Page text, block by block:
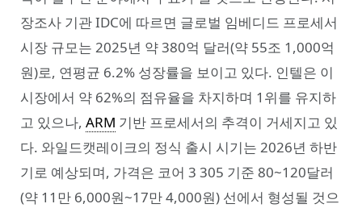
장조사 기관 IDC에 따르면 글로벌 임베디드 프로세서
시장 규모는 2025년 약 380억 달러(약 55조 1,000억
원)로, 연평균 6.2% 성장률을 보이고 있다. 인텔은 이
시장에서 약 62%의 점유율을 차지하며 1위를 유지하
고 있으나, ARM 기반 프로세서의 추격이 거세지고 있
다. 와일드캣레이크의 정식 출시 시기는 2026년 하반
기로 예상되며, 가격은 코어 3 305 기준 80~120달러
(약 11만 6,000원~17만 4,000원) 선에서 형성될 것으